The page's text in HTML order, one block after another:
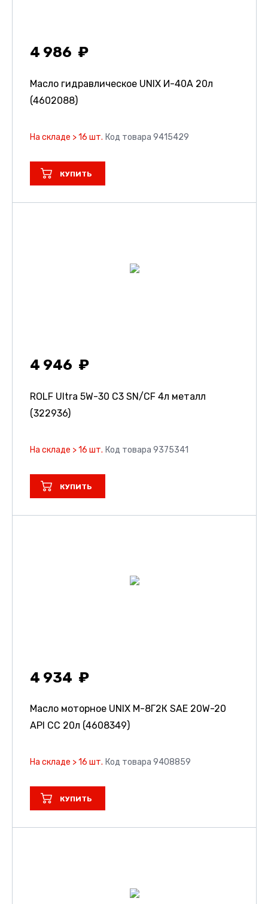
4 986
Масло гидравлическое UNIX И-40А 20л
(4602088)
На складе > 16 шт. Код товара 9415429
КУПИТЬ
4 946
ROLF Ultra 5W-30 C3 SN/CF 4л металл
(322936)
На складе > 16 шт. Код товара 9375341
КУПИТЬ
4 934
Масло моторное UNIX М-8Г2К SAE 20W-20
API CC 20л (4608349)
На складе > 16 шт. Код товара 9408859
КУПИТЬ